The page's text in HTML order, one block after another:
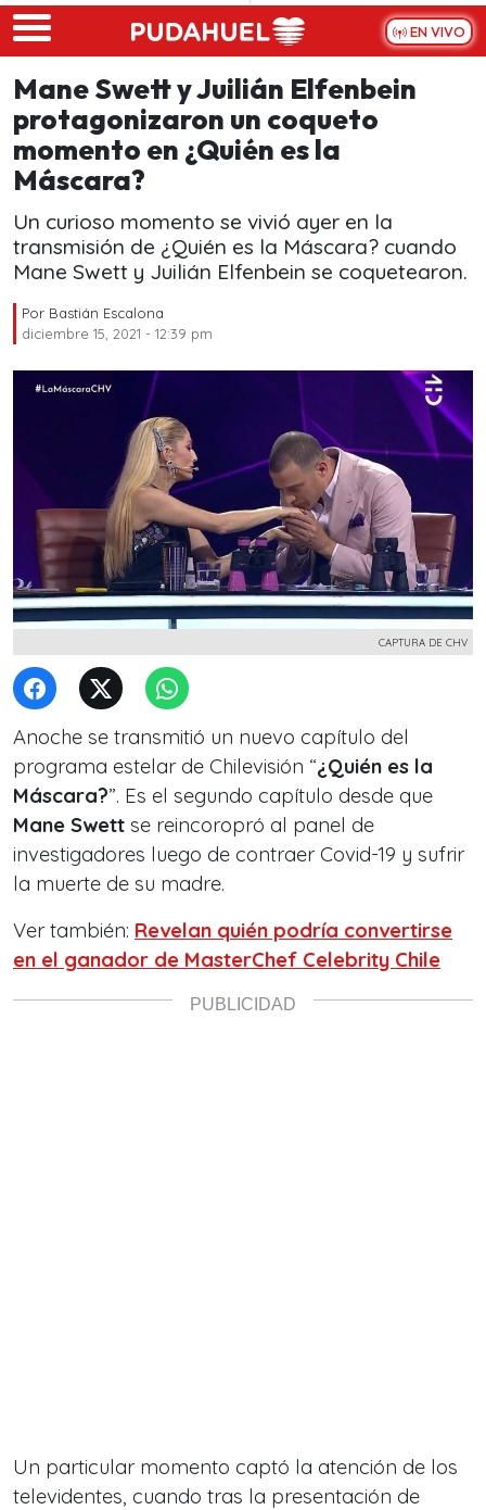
Skip to main content
EN VIVO
Mane Swett y Juilián Elfenbein
protagonizaron un coqueto
momento en ¿Quién es la
Máscara?
Un curioso momento se vivió ayer en la
transmisión de ¿Quién es la Máscara? cuando
Mane Swett y Juilián Elfenbein se coquetearon.
Por Bastián Escalona
diciembre 15, 2021 - 12:39 pm
CAPTURA DE CHV
Anoche se transmitió un nuevo capítulo del
programa estelar de Chilevisión “¿Quién es la
Máscara?”. Es el segundo capítulo desde que
Mane Swett se reincoropró al panel de
investigadores luego de contraer Covid-19 y sufrir
la muerte de su madre.
Ver también: Revelan quién podría convertirse
en el ganador de MasterChef Celebrity Chile
Un particular momento captó la atención de los
televidentes, cuando tras la presentación de